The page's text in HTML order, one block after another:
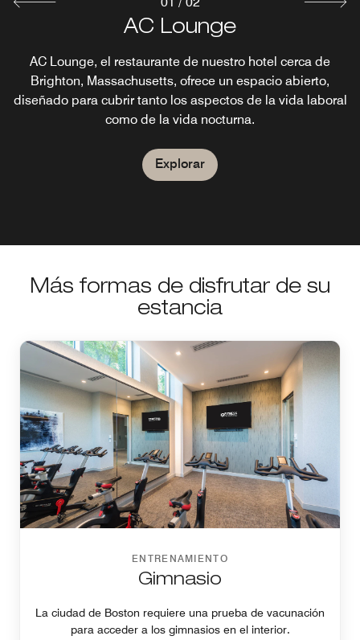
AC Lounge
AC Lounge, el restaurante de nuestro hotel cerca de
Brighton, Massachusetts, ofrece un espacio abierto,
diseñado para cubrir tanto los aspectos de la vida laboral
como de la vida nocturna.
Explorar
AC Kitchen
Desayuno bufet de inspiración europea con frutas frescas,
quesos y embutidos artesanales, y huevos preparados a
su gusto.
Más formas de disfrutar de su
estancia
ENTRENAMIENTO
Gimnasio
La ciudad de Boston requiere una prueba de vacunación
para acceder a los gimnasios en el interior.